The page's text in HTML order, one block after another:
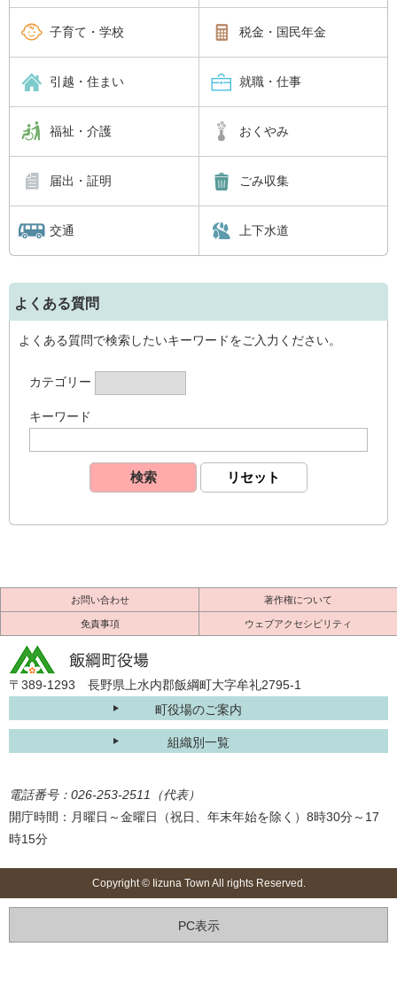
子育て・学校 税金・国民年金
引越・住まい 就職・仕事
福祉・介護 おくやみ
届出・証明 ごみ収集
交通 上下水道
よくある質問
よくある質問で検索したいキーワードをご入力ください。
カテゴリー
キーワード
お問い合わせ 著作権について
免責事項 ウェブアクセシビリティ
〒389-1293 長野県上水内郡飯綱町大字牟礼2795-1
町役場のご案内
組織別一覧
電話番号：026-253-2511（代表）
開庁時間：月曜日～金曜日（祝日、年末年始を除く）8時30分～17
時15分
Copyright © Iizuna Town All rights Reserved.
PC表示